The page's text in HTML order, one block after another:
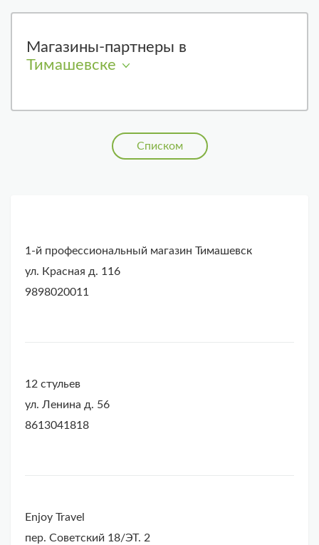
Магазины-партнеры в
Тимашевске
Списком
1-й профессиональный магазин Тимашевск
ул. Красная д. 116
9898020011
12 стульев
ул. Ленина д. 56
8613041818
Enjoy Travel
пер. Советский 18/ЭТ. 2